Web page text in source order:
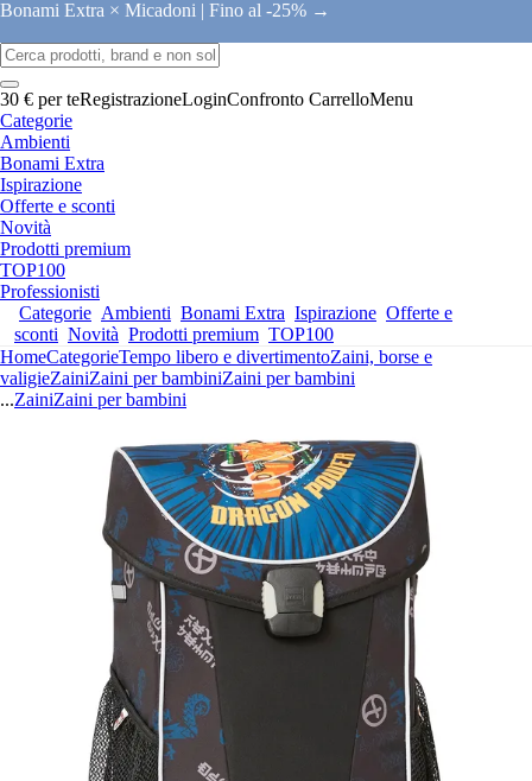
Bonami Extra × Micadoni | Fino al -25% →
30 € per teRegistrazioneLoginConfronto CarrelloMenu
Categorie
Ambienti
Bonami Extra
Ispirazione
Offerte e sconti
Novità
Prodotti premium
TOP100
Professionisti
Categorie Ambienti Bonami Extra Ispirazione Offerte e
sconti Novità Prodotti premium TOP100
HomeCategorieTempo libero e divertimentoZaini, borse e
valigieZainiZaini per bambiniZaini per bambini
...ZainiZaini per bambini